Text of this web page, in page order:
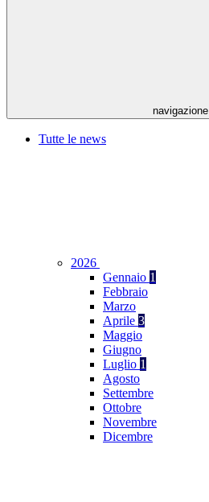
navigazione
Tutte le news
2026
Gennaio 1
Febbraio
Marzo
Aprile 3
Maggio
Giugno
Luglio 1
Agosto
Settembre
Ottobre
Novembre
Dicembre